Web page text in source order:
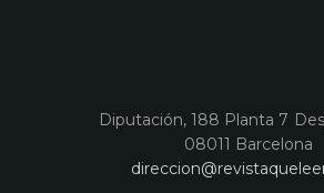
Diputación, 188 Planta 7
08011 Barcelona